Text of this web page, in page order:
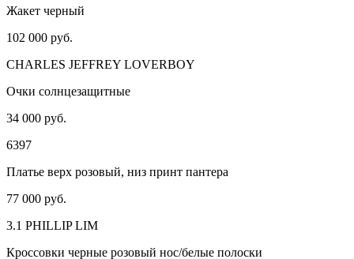
Жакет черный
102 000 руб.
CHARLES JEFFREY LOVERBOY
Очки солнцезащитные
34 000 руб.
6397
Платье верх розовый, низ принт пантера
77 000 руб.
3.1 PHILLIP LIM
Кроссовки черные розовый нос/белые полоски